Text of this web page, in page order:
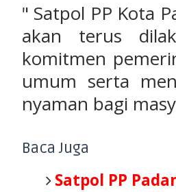
‎" Satpol PP Kota
akan terus
komitmen
umum serta
nyaman bagi
Baca Juga
Satpol PP